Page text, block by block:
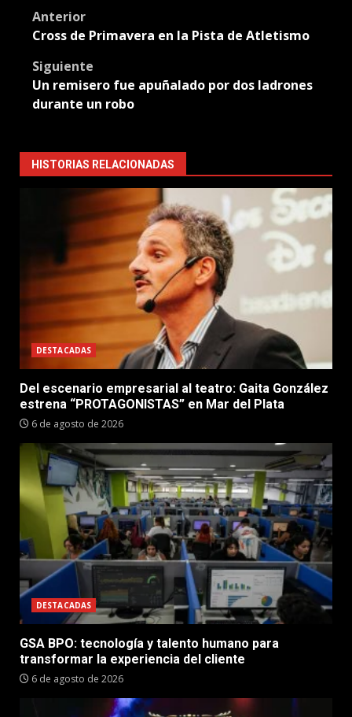
Post
Anterior
Cross de Primavera en la Pista de Atletismo
Siguiente
Un remisero fue apuñalado por dos ladrones
durante un robo
HISTORIAS RELACIONADAS
DESTACADAS
Del escenario empresarial al teatro: Gaita González
estrena “PROTAGONISTAS” en Mar del Plata
6 de agosto de 2026
DESTACADAS
GSA BPO: tecnología y talento humano para
transformar la experiencia del cliente
6 de agosto de 2026